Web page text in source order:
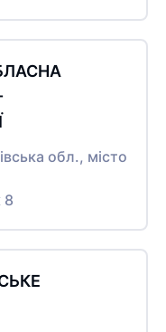
обл., місто
8